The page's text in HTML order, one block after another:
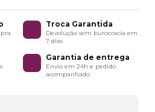
Troca Garantida
Devolução sem burocracia em
7 dias
Garantia de entrega
Envio em 24h e pedido
acompanhado